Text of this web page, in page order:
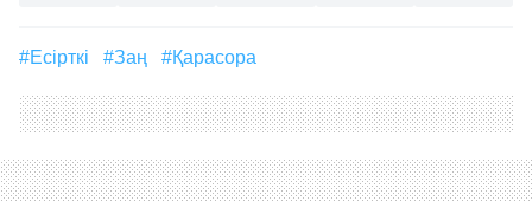
#есірткі #заң #қарасора